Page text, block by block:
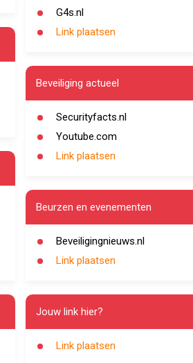
G4s.nl
Link plaatsen
Beveiliging actueel
Securityfacts.nl
Youtube.com
Link plaatsen
Beurzen en evenementen
Beveiligingnieuws.nl
Link plaatsen
Jouw link hier?
Link plaatsen